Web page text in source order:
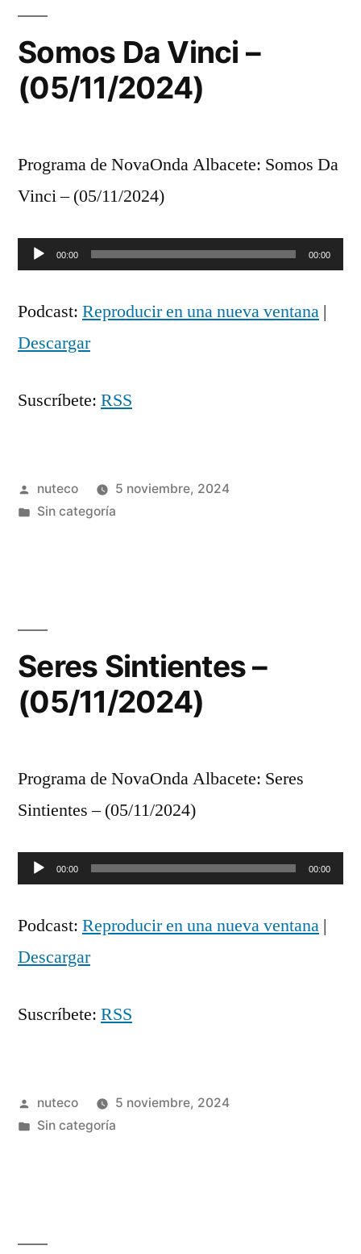
Somos Da Vinci –
(05/11/2024)
Programa de NovaOnda Albacete: Somos Da
Vinci – (05/11/2024)
Reproductor
audio
00:00 00:00
Podcast: Reproducir en una nueva ventana |
Descargar
Suscríbete: RSS
Publicada
por
nuteco
5 noviembre, 2024
Publicada
Sin categoría
Seres Sintientes –
(05/11/2024)
Programa de NovaOnda Albacete: Seres
Sintientes – (05/11/2024)
Reproductor
audio
00:00 00:00
Podcast: Reproducir en una nueva ventana |
Descargar
Suscríbete: RSS
Publicada
por
nuteco
5 noviembre, 2024
Publicada
Sin categoría